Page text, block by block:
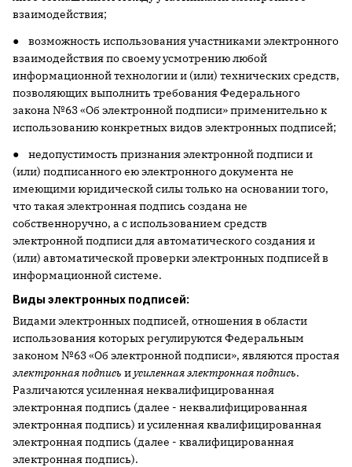
взаимодействия;
● возможность использования участниками электронного
взаимодействия по своему усмотрению любой
информационной технологии и (или) технических средств,
позволяющих выполнить требования Федерального
закона №63 «Об электронной подписи» применительно к
использованию конкретных видов электронных подписей;
● недопустимость признания электронной подписи и
(или) подписанного ею электронного документа не
имеющими юридической силы только на основании того,
что такая электронная подпись создана не
собственноручно, а с использованием средств
электронной подписи для автоматического создания и
(или) автоматической проверки электронных подписей в
информационной системе.
Виды электронных подписей:
Видами электронных подписей, отношения в области
использования которых регулируются Федеральным
законом №63 «Об электронной подписи», являются простая
электронная подпись иусиленная электронная подпись.
Различаются усиленная неквалифицированная
электронная подпись (далее - неквалифицированная
электронная подпись) и усиленная квалифицированная
электронная подпись (далее - квалифицированная
электронная подпись).